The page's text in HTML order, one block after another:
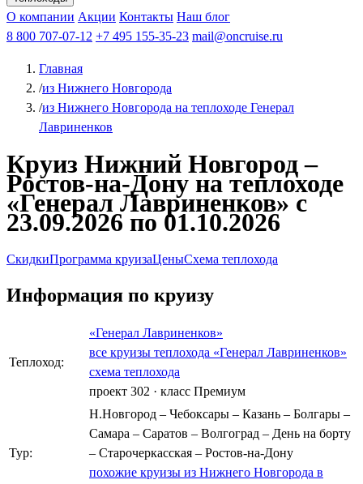
Чебоксарыиз Волгоградаиз Саратова Все города
КазаньВ Нижний НовгородВ ПермьВ Ростов-на-Дону
РыбинскНа СоловкиНа ВалаамПо ОкеПо Енисею
Афанасий Никитин Октябрьская революция
ФединАлександр СвешниковИван
МироновА.С.Попов
О компании Акции Контакты Наш блог
8 800 707-07-12 +7 495 155-35-23 mail@oncruise.ru
Главная
/из Нижнего Новгорода
/из Нижнего Новгорода на теплоходе Генерал
Лавриненков
Круиз Нижний Новгород –
Ростов-на-Дону на теплоходе
«Генерал Лавриненков» с
23.09.2026 по 01.10.2026
СкидкиПрограмма круизаЦеныСхема теплохода
Информация по круизу
Теплоход:
«Генерал Лавриненков»
все круизы теплохода «Генерал Лавриненков»
схема теплохода
проект 302 · класс Премиум
Тур:
Н.Новгород – Чебоксары – Казань – Болгары –
Самара – Саратов – Волгоград – День на борту
– Старочеркасская – Ростов-на-Дону
похожие круизы из Нижнего Новгорода в